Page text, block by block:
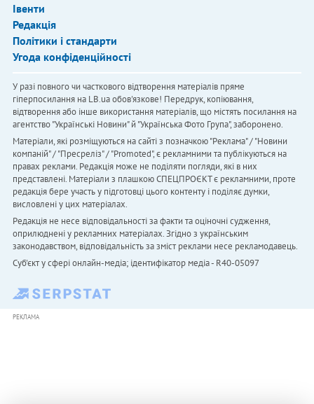
Івенти
Редакція
Політики і стандарти
Угода конфіденційності
У разі повного чи часткового відтворення матеріалів пряме
гіперпосилання на LB.ua обов'язкове! Передрук, копіювання,
відтворення або інше використання матеріалів, що містять посилання на
агентство "Українськi Новини" й "Українська Фото Група", заборонено.
Матеріали, які розміщуються на сайті з позначкою "Реклама" / "Новини
компаній" / "Пресреліз" / "Promoted", є рекламними та публікуються на
правах реклами. Редакція може не поділяти погляди, які в них
представлені. Матеріали з плашкою СПЕЦПРОЄКТ є рекламними, проте
редакція бере участь у підготовці цього контенту і поділяє думки,
висловлені у цих матеріалах.
Редакція не несе відповідальності за факти та оціночні судження,
оприлюднені у рекламних матеріалах. Згідно з українським
законодавством, відповідальність за зміст реклами несе рекламодавець.
Cуб'єкт у сфері онлайн-медіа; ідентифікатор медіа - R40-05097
РЕКЛАМА